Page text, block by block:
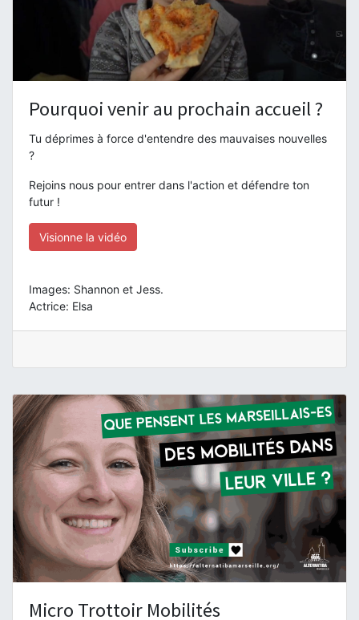
Pourquoi venir au prochain accueil ?
Tu déprimes à force d'entendre des mauvaises nouvelles
?
Rejoins nous pour entrer dans l'action et défendre ton
futur !
Visionne la vidéo
Images: Shannon et Jess.
Actrice: Elsa
Micro Trottoir Mobilités